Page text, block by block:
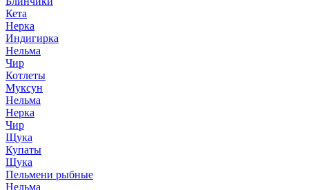
Кета
Нерка
Индигирка
Нельма
Чир
Котлеты
Муксун
Нельма
Нерка
Чир
Щука
Купаты
Щука
Пельмени рыбные
Нельма